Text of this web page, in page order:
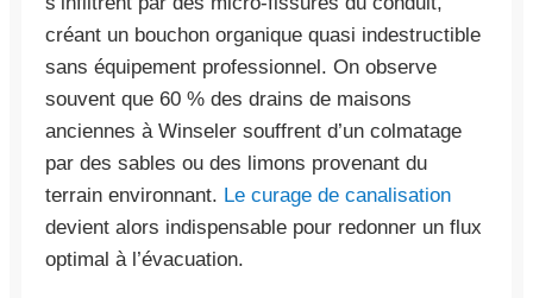
créant un bouchon organique quasi indestructible
sans équipement professionnel. On observe
souvent que 60 % des drains de maisons
anciennes à Winseler souffrent d’un colmatage
par des sables ou des limons provenant du
terrain environnant. Le curage de canalisation
devient alors indispensable pour redonner un flux
optimal à l’évacuation.